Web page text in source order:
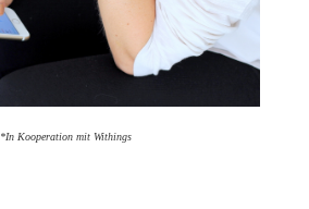
*In Kooperation mit Withings